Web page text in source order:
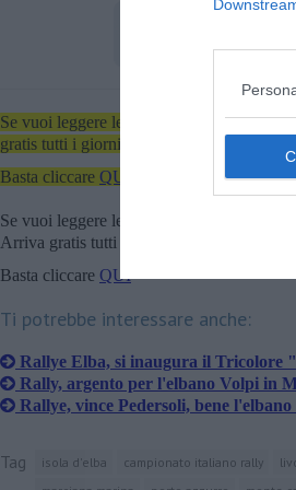
Se vuoi leggere le notizie principali
gratis tutti i giorni alle 7:00 del mattino
Basta cliccare QUI
Se vuoi leggere le notizie principali della
Arriva gratis tutti i giorni alle 20:00
Basta cliccare QUI
Ti potrebbe interessare anche:
Rallye Elba, si inaugura il Tricolore
Rally, argento per l'elbano Volpi in
Rallye, vince Pedersoli, bene
Tag isola d'elba campionato italiano rally